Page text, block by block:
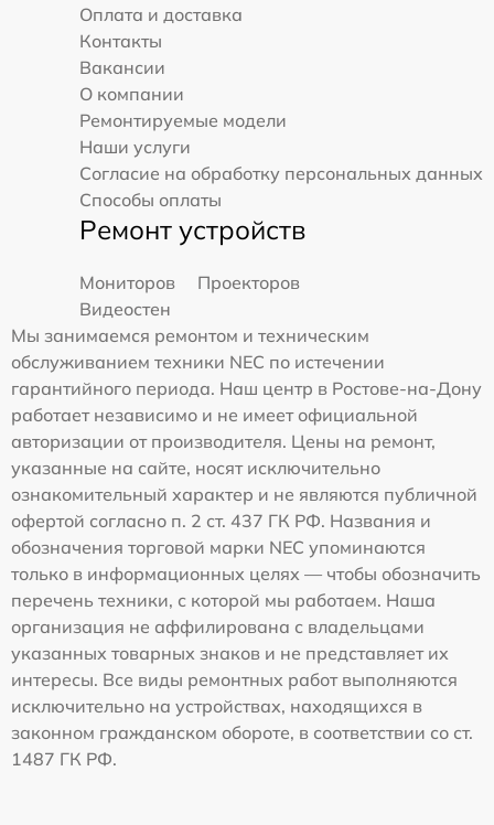
Оплата и доставка
Контакты
Вакансии
О компании
Ремонтируемые модели
Наши услуги
Согласие на обработку персональных данных
Способы оплаты
Ремонт устройств
Мониторов
Проекторов
Видеостен
Мы занимаемся ремонтом и техническим
обслуживанием техники NEC по истечении
гарантийного периода. Наш центр в Ростове-на-Дону
работает независимо и не имеет официальной
авторизации от производителя. Цены на ремонт,
указанные на сайте, носят исключительно
ознакомительный характер и не являются публичной
офертой согласно п. 2 ст. 437 ГК РФ. Названия и
обозначения торговой марки NEC упоминаются
только в информационных целях — чтобы обозначить
перечень техники, с которой мы работаем. Наша
организация не аффилирована с владельцами
указанных товарных знаков и не представляет их
интересы. Все виды ремонтных работ выполняются
исключительно на устройствах, находящихся в
законном гражданском обороте, в соответствии со ст.
1487 ГК РФ.